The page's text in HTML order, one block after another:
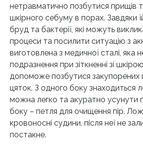
нетравматично позбутися прищів
шкірного себуму в порах. Завдяки
бруд та бактерії, які можуть
процеси та посилити ситуацію з
виготовлена з медичної сталі, яка
подразнення при зіткненні зі
допоможе позбутися закупорених
цяток. З одного боку знаходиться
можна легко та акуратно усунути
боку – петля для очищення пір.
кровоносні судини, після неї не
постакне.